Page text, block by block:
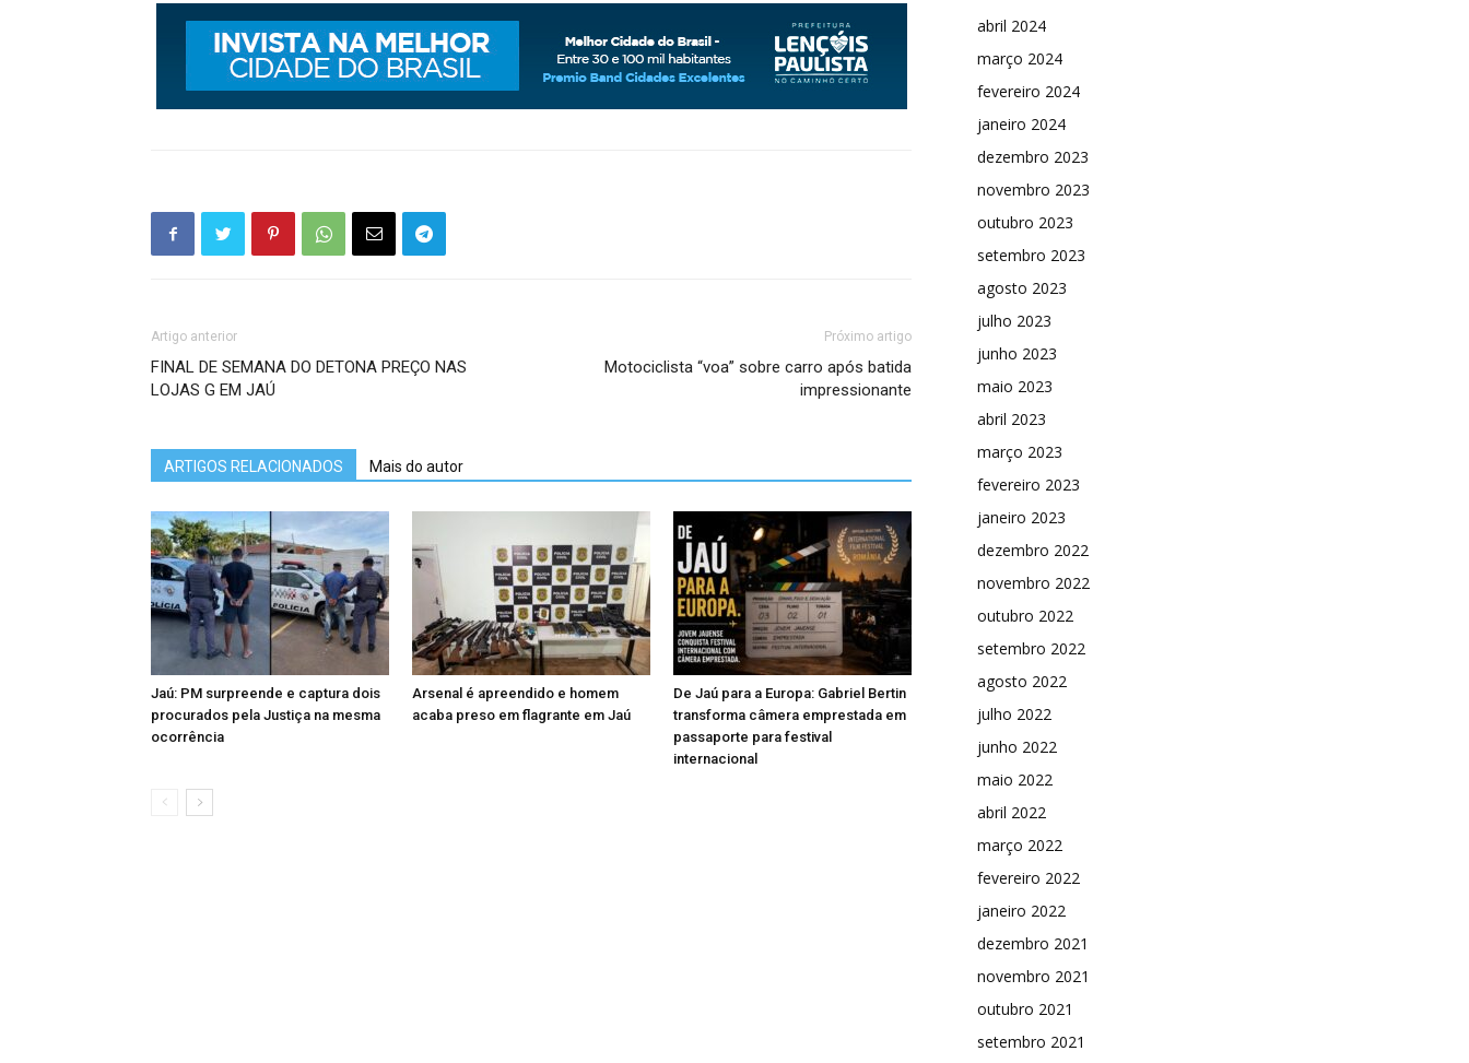
Artigo anterior
FINAL DE SEMANA DO DETONA PREÇO NAS
LOJAS G EM JAÚ
Próximo artigo
Motociclista “voa” sobre carro após batida
impressionante
ARTIGOS RELACIONADOS Mais do autor
Jaú: PM surpreende e captura dois
procurados pela Justiça na mesma
ocorrência
Arsenal é apreendido e homem
acaba preso em flagrante em Jaú
De Jaú para a Europa: Gabriel Bertin
transforma câmera emprestada em
passaporte para festival
internacional
abril 2024
março 2024
fevereiro 2024
janeiro 2024
dezembro 2023
novembro 2023
outubro 2023
setembro 2023
agosto 2023
julho 2023
junho 2023
maio 2023
abril 2023
março 2023
fevereiro 2023
janeiro 2023
dezembro 2022
novembro 2022
outubro 2022
setembro 2022
agosto 2022
julho 2022
junho 2022
maio 2022
abril 2022
março 2022
fevereiro 2022
janeiro 2022
dezembro 2021
novembro 2021
outubro 2021
setembro 2021